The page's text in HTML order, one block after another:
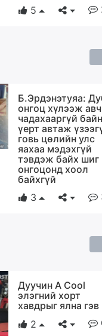
5
Б.Эрдэнэтуяа:
онгоц хүлээж авч
чадахааргүй
үерт автаж
говь цөлийн улс
яахаа мэдэхгүй
тэвдэж байх шиг
онгоцонд хоол
байхгүй
3
Дуучин A Cool
элэгний хорт
хавдрыг ялна гэв
2